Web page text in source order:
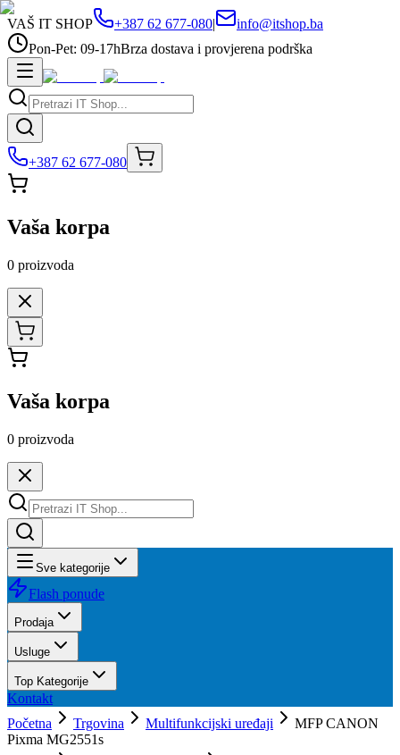
VAŠ IT SHOP +387 62 677-080|
info@itshop.ba
Pon-Pet: 09-17hBrza dostava i provjerena podrška
+387 62 677-080
Vaša korpa
0 proizvoda
Vaša korpa
0 proizvoda
Sve kategorije
Flash ponude
Prodaja
Usluge
Top Kategorije
Kontakt
Početna
Trgovina Multifunkcijski uređaji
MFP CANON
Pixma MG2551s